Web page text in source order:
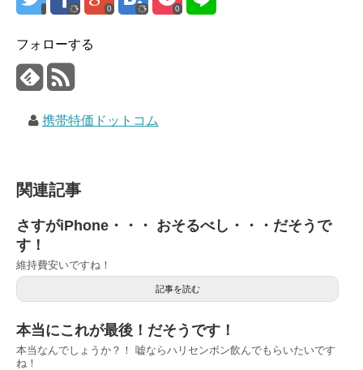
0 0
フォローする
携帯特価ドットコム
関連記事
さすがiPhone・・・ おそるべし・・・だそうで
す！
維持費安いですね！
記事を読む
本当にこれが最後！だそうです！
本当なんでしょうか？！ 嘘ならハリセンボン飲んでもらいたいです
ね！